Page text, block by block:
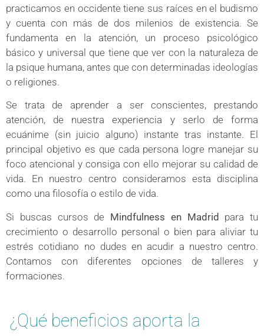
practicamos en occidente tiene sus raíces en el budismo
y cuenta con más de dos milenios de existencia. Se
fundamenta en la atención, un proceso psicológico
básico y universal que tiene que ver con la naturaleza de
la psique humana, antes que con determinadas ideologías
o religiones.
Se trata de aprender a ser conscientes, prestando
atención, de nuestra experiencia y serlo de forma
ecuánime (sin juicio alguno) instante tras instante. El
principal objetivo es que cada persona logre manejar su
foco atencional y consiga con ello mejorar su calidad de
vida. En nuestro centro consideramos esta disciplina
como una filosofía o estilo de vida.
Si buscas cursos de Mindfulness en Madrid para tu
crecimiento o desarrollo personal o bien para aliviar tu
estrés cotidiano no dudes en acudir a nuestro centro.
Contamos con diferentes opciones de talleres y
formaciones.
¿Qué beneficios aporta la